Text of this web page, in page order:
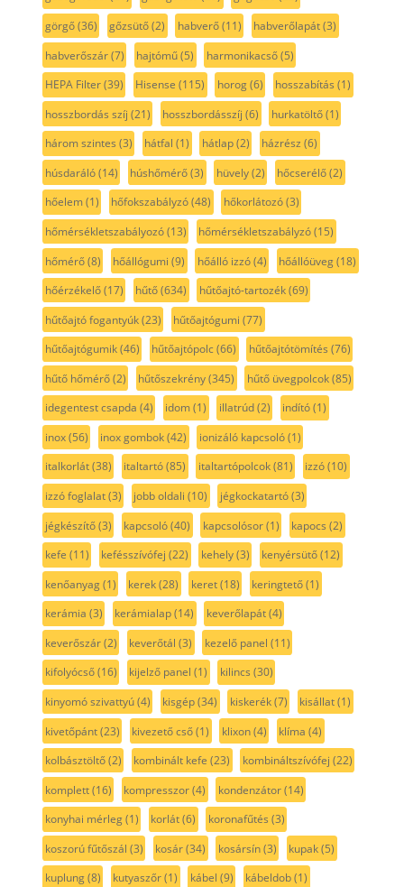
görgő(36) gőzsütő(2) habverő(11) habverőlapát(3)
habverőszár(7) hajtómű(5) harmonikacső(5)
HEPA Filter(39) Hisense (115) horog(6) hosszabítás (1)
hosszbordás szíj (21) hosszbordásszíj (6) hurkatöltő(1)
három szintes (3) hátfal (1) hátlap(2) házrész (6)
húsdaráló(14) húshőmérő(3) hüvely(2) hőcserélő(2)
hőelem(1) hőfokszabályzó(48) hőkorlátozó(3)
hőmérsékletszabályozó(13) hőmérsékletszabályzó(15)
hőmérő(8) hőállógumi (9) hőálló izzó(4) hőállóüveg(18)
hőérzékelő(17) hűtő(634) hűtőajtó-tartozék(69)
hűtőajtó fogantyúk(23) hűtőajtógumi (77)
hűtőajtógumik(46) hűtőajtópolc(66) hűtőajtótömítés (76)
hűtő hőmérő(2) hűtőszekrény(345) hűtő üvegpolcok(85)
idegentest csapda (4) idom(1) illatrúd(2) indító(1)
inox(56) inox gombok(42) ionizáló kapcsoló(1)
italkorlát(38) italtartó(85) italtartópolcok(81) izzó(10)
izzó foglalat(3) jobb oldali (10) jégkockatartó(3)
jégkészítő(3) kapcsoló(40) kapcsolósor(1) kapocs (2)
kefe (11) kefésszívófej (22) kehely(3) kenyérsütő(12)
kenőanyag(1) kerek(28) keret(18) keringtető(1)
kerámia (3) kerámialap(14) keverőlapát(4)
keverőszár(2) keverőtál (3) kezelő panel (11)
kifolyócső(16) kijelző panel (1) kilincs (30)
kinyomó szivattyú(4) kisgép(34) kiskerék(7) kisállat(1)
kivetőpánt(23) kivezető cső(1) klixon(4) klíma (4)
kolbásztöltő(2) kombinált kefe (23) kombináltszívófej (22)
komplett(16) kompresszor(4) kondenzátor(14)
konyhai mérleg(1) korlát(6) koronafűtés (3)
koszorú fűtőszál (3) kosár(34) kosársín(3) kupak(5)
kuplung(8) kutyaszőr(1) kábel (9) kábeldob(1)